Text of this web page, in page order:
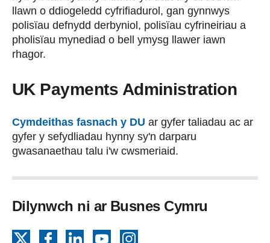
llawn o ddiogeledd cyfrifiadurol, gan gynnwys
polisïau defnydd derbyniol, polisïau cyfrineiriau a
pholisïau mynediad o bell ymysg llawer iawn
rhagor.
UK Payments Administration
Cymdeithas fasnach y DU ar gyfer taliadau ac ar
gyfer y sefydliadau hynny sy'n darparu
gwasanaethau talu i'w cwsmeriaid.
Dilynwch ni ar Busnes Cymru
FacebookLinkedInYouTube